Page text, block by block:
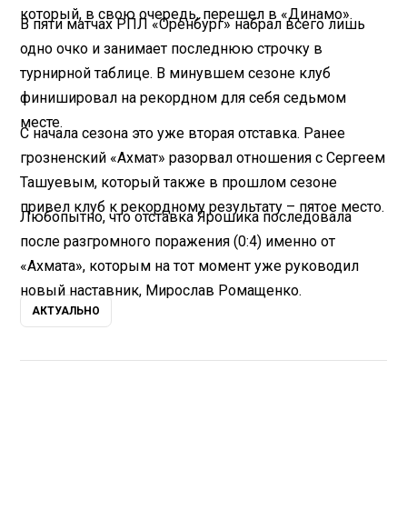
который, в свою очередь, перешел в «Динамо».
В пяти матчах РПЛ «Оренбург» набрал всего лишь
одно очко и занимает последнюю строчку в
турнирной таблице. В минувшем сезоне клуб
финишировал на рекордном для себя седьмом
месте.
С начала сезона это уже вторая отставка. Ранее
грозненский «Ахмат» разорвал отношения с Сергеем
Ташуевым, который также в прошлом сезоне
привел клуб к рекордному результату – пятое место.
Любопытно, что отставка Ярошика последовала
после разгромного поражения (0:4) именно от
«Ахмата», которым на тот момент уже руководил
новый наставник, Мирослав Ромащенко.
АКТУАЛЬНО